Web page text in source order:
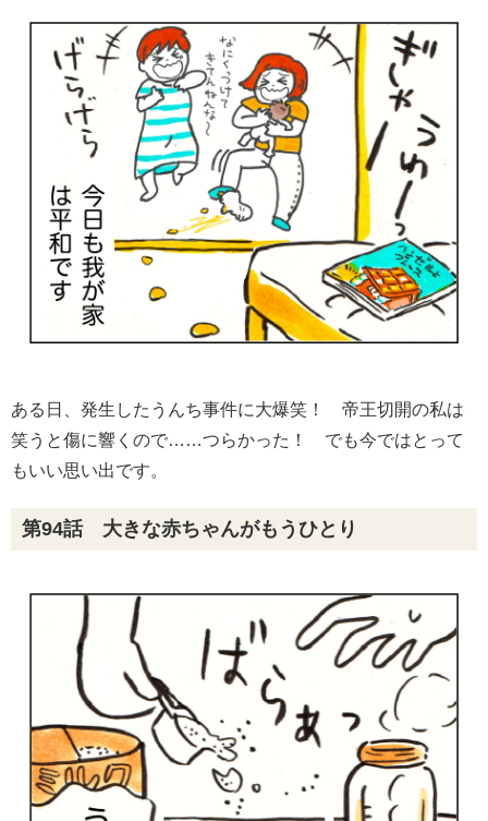
ある日、発生したうんち事件に大爆笑！ 帝王切開の私は
笑うと傷に響くので……つらかった！ でも今ではとって
もいい思い出です。
第94話 大きな赤ちゃんがもうひとり